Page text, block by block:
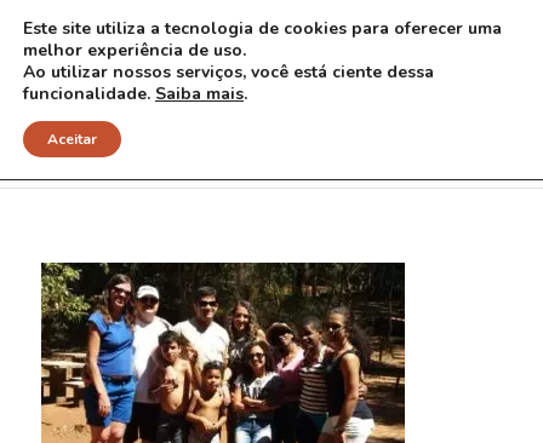
IMG_4732
Este site utiliza a tecnologia de cookies para oferecer uma
melhor experiência de uso.
Ao utilizar nossos serviços, você está ciente dessa
funcionalidade. Saiba mais.
Aceitar